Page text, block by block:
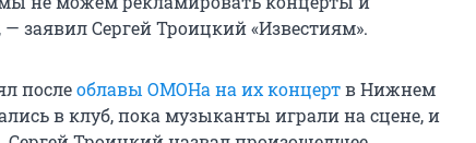
заявил Сергей Троицкий «Известиям».
послеоблавы ОМОНа на их концертв Нижнем
в клуб, пока музыканты играли на сцене, и